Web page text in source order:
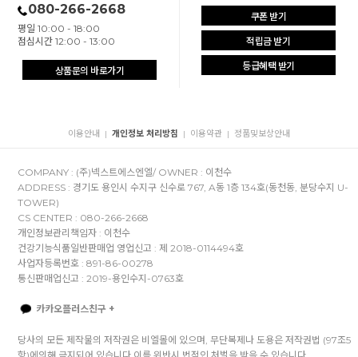
080-266-2668
평일 10:00 - 18:00
점심시간 12:00 - 13:00
상품문의 바로가기
쿠폰 받기
적립금 받기
등급혜택 받기
이용안내 | 개인정보 처리방침 | 이용약관 | 정품및보상안내
COMPANY : (주)넥스트에스엔엘/ OWNER : 이천수
ADDRESS : 경기도 용인시 수지구 신수로 767, A동 1층 134호(동천동, 분당수지 U-
TOWER)
CS CENTER : 080-266-2668
개인정보관리책임자 : 이천수
건강기능식품일반판매업 영업신고 : 제 2018-0114494호
사업자등록번호 : 891-86-00278
통신판매업신고 : 2019-용인수지-0763호
카카오플러스친구 +
당사의 모든 제작물의 저작권은 비엘몰에 있으며, 무단복제나 도용은 저작권법 (97조5